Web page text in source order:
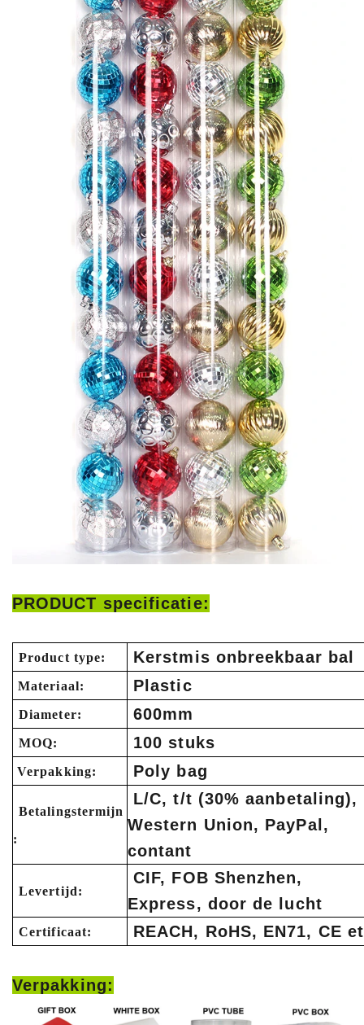
PRODUCT specificatie:
Product type: Kerstmis onbreekbaar bal
Materiaal: Plastic
Diameter: 600mm
MOQ: 100 stuks
Verpakking: Poly bag
Betalingstermijn
:
L/C, t/t (30% aanbetaling),
Western Union, PayPal,
contant
Levertijd:
CIF, FOB Shenzhen,
Express, door de lucht
Certificaat: REACH, RoHS, EN71, CE
Verpakking: